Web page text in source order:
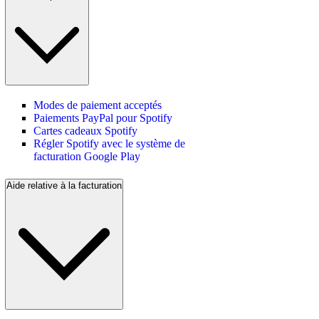
Modes de paiement acceptés
Paiements PayPal pour Spotify
Cartes cadeaux Spotify
Régler Spotify avec le système de
facturation Google Play
Aide relative à la facturation